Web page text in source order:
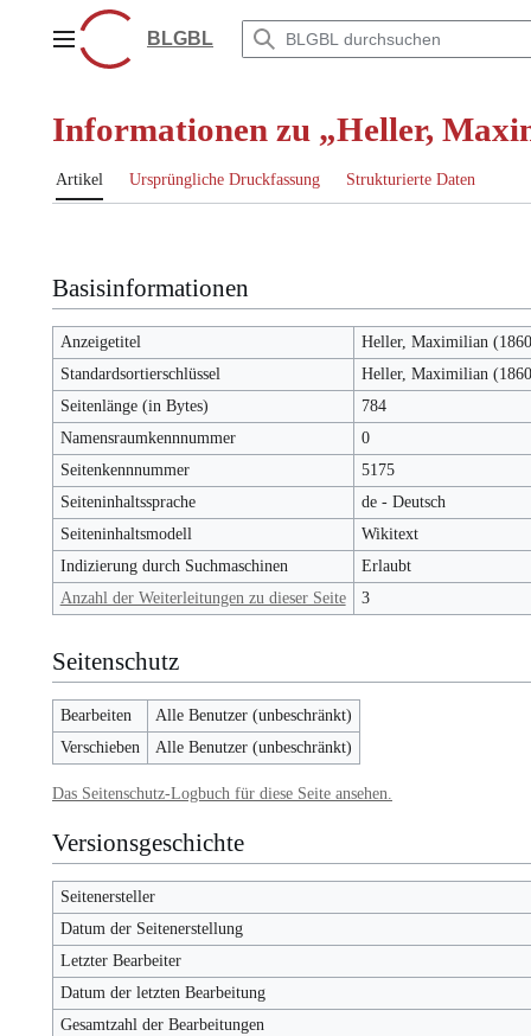
springenHauptmenüBLGBL
Informationen zu „Heller,
Artikel Ursprüngliche Druckfassung Strukturierte Daten
Basisinformationen
Anzeigetitel
Heller, Maximilian
Standardsortierschlüssel
Heller, Maximilian
Seitenlänge (in Bytes)
784
Namensraumkennnummer
0
Seitenkennnummer
5175
Seiteninhaltssprache
de - Deutsch
Seiteninhaltsmodell
Wikitext
Indizierung durch Suchmaschinen
Erlaubt
Anzahl der Weiterleitungen zu dieser Seite
3
Seitenschutz
Bearbeiten
Alle Benutzer (unbeschränkt)
Verschieben
Alle Benutzer (unbeschränkt)
Das Seitenschutz-Logbuch für diese Seite ansehen.
Versionsgeschichte
Seitenersteller
Datum der Seitenerstellung
Letzter Bearbeiter
Datum der letzten Bearbeitung
Gesamtzahl der Bearbeitungen